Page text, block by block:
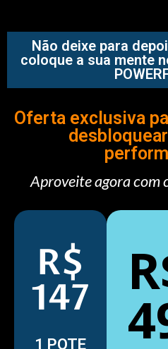
Não deixe para
coloque a sua mente
Oferta exclusiva
Aproveite agora com
R$
147
1 POTE